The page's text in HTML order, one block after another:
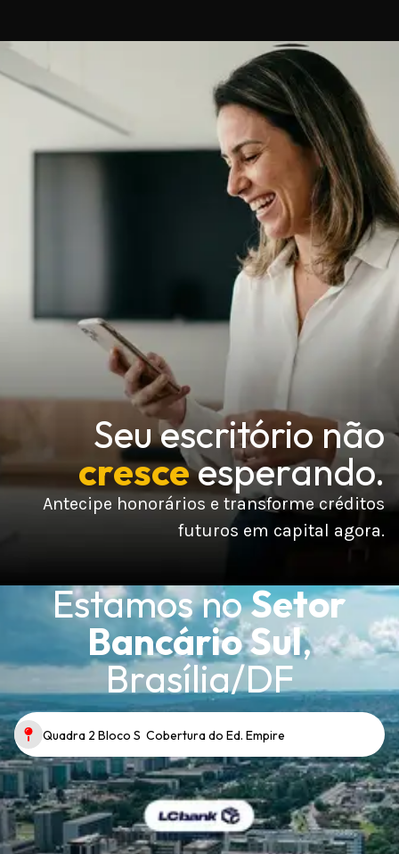
Seu escritório não
cresceesperando.
Antecipe honorários e transforme créditos
futuros em capital agora.
Estamos noSetor
Bancário Sul,
Brasília/DF
Quadra 2 Bloco S Cobertura do Ed. Empire